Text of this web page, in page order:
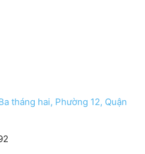
tháng hai, Phường 12, Quận